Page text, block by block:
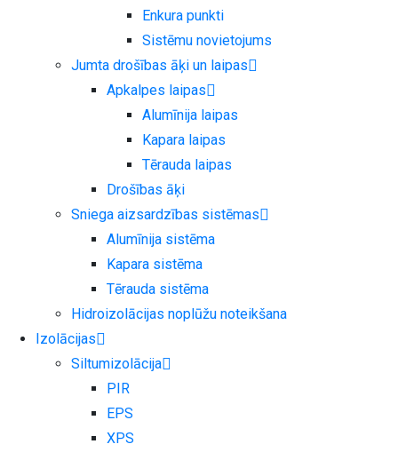
Enkura punkti
Sistēmu novietojums
Jumta drošības āķi un laipas
Apkalpes laipas
Alumīnija laipas
Kapara laipas
Tērauda laipas
Drošības āķi
Sniega aizsardzības sistēmas
Alumīnija sistēma
Kapara sistēma
Tērauda sistēma
Hidroizolācijas noplūžu noteikšana
Izolācijas
Siltumizolācija
PIR
EPS
XPS